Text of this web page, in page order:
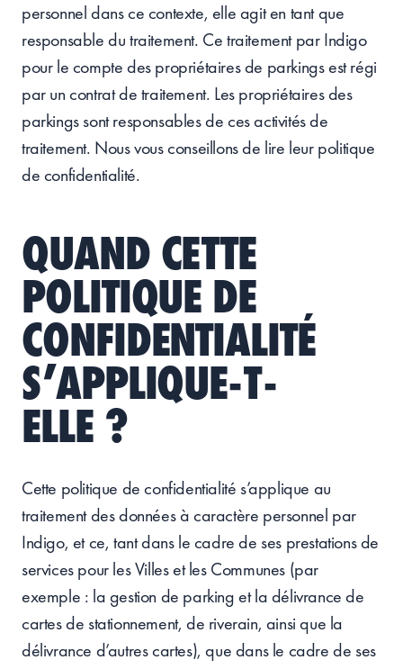
personnel dans ce contexte, elle agit en tant que
responsable du traitement. Ce traitement par Indigo
pour le compte des propriétaires de parkings est régi
par un contrat de traitement. Les propriétaires des
parkings sont responsables de ces activités de
traitement. Nous vous conseillons de lire leur politique
de confidentialité.
QUAND CETTE
POLITIQUE DE
CONFIDENTIALITÉ
S’APPLIQUE-T-
ELLE ?
Cette politique de confidentialité s’applique au
traitement des données à caractère personnel par
Indigo, et ce, tant dans le cadre de ses prestations de
services pour les Villes et les Communes (par
exemple : la gestion de parking et la délivrance de
cartes de stationnement, de riverain, ainsi que la
délivrance d’autres cartes), que dans le cadre de ses